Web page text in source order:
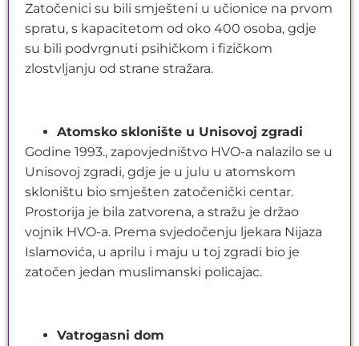
Zatočenici su bili smješteni u učionice na prvom
spratu, s kapacitetom od oko 400 osoba, gdje
su bili podvrgnuti psihičkom i fizičkom
zlostvljanju od strane stražara.
Atomsko sklonište u Unisovoj zgradi
Godine 1993., zapovjedništvo HVO-a nalazilo se u
Unisovoj zgradi, gdje je u julu u atomskom
skloništu bio smješten zatočenički centar.
Prostorija je bila zatvorena, a stražu je držao
vojnik HVO-a. Prema svjedočenju ljekara Nijaza
Islamovića, u aprilu i maju u toj zgradi bio je
zatočen jedan muslimanski policajac.
Vatrogasni dom